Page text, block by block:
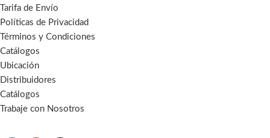
Tarifa de Envío
Políticas de Privacidad
Términos y Condiciones
Catálogos
Ubicación
Distribuidores
Catálogos
Trabaje con Nosotros